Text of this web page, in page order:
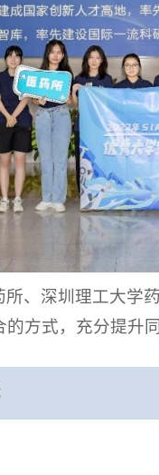
、深圳理工大学
方式，充分提升